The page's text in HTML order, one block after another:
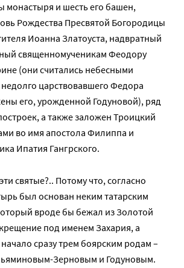
монастыря и шесть его башен,
Рождества Пресвятой Богородицы
Иоанна Златоуста, надвратный
священномученикам Феодору
(они считались небесными
царствовавшего Федора
его, урожденной Годуновой), ряд
а также заложен Троицкий
во имя апостола Филиппа и
Ипатия Гангрского.
святые?.. Потому что, согласно
был основан неким татарским
вроде бы бежал из Золотой
под именем Захария, а
сразу трем боярским родам –
Зерновым и Годуновым.